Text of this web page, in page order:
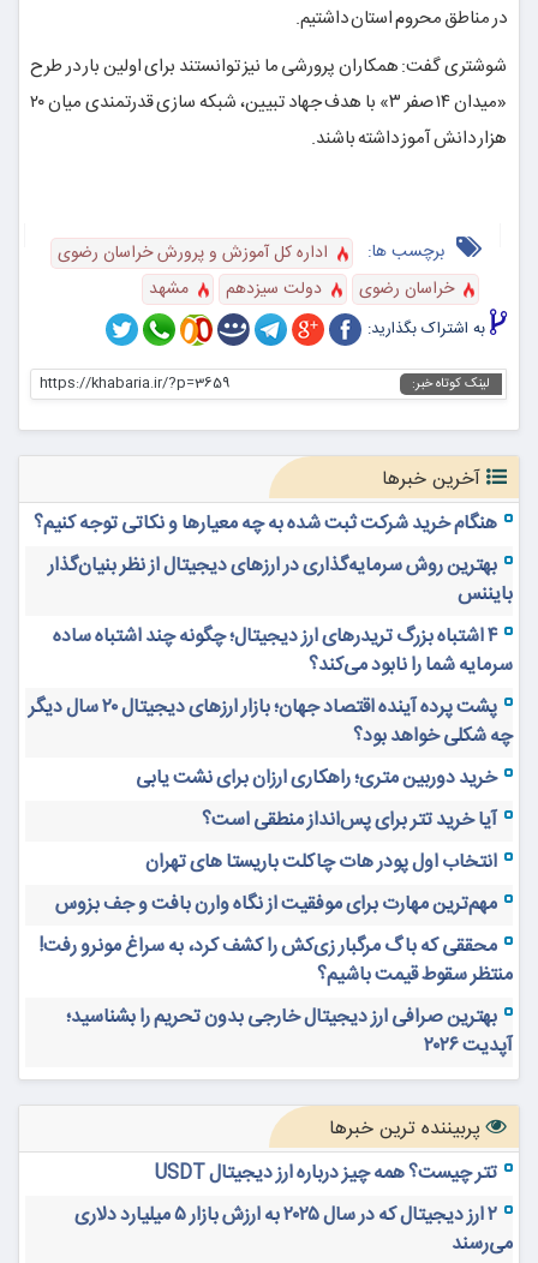
در مناطق محروم استان داشتیم.
شوشتری گفت: همکاران پرورشی ما نیز توانستند برای اولین بار در طرح
«میدان ۱۴ صفر ۳» با هدف جهاد تبیین، شبکه سازی قدرتمندی میان ۲۰
هزار دانشآموزداشته باشند.
برچسب ها:
اداره کل آموزش و پرورش خراسان رضوی
خراسان رضوی
دولت سیزدهم مشهد
به اشتراک بگذارید:
لینک کوتاه خبر: https://khabaria.ir/?p=3659
آخرین خبرها
هنگام خرید شرکت ثبت شده به چه معیارها و نکاتی توجه کنیم؟
بهترین روش سرمایه‌گذاری در ارزهای دیجیتال از نظر بنیان‌گذار
بایننس
۴ اشتباه بزرگ تریدرهای ارز دیجیتال؛ چگونه چند اشتباه ساده
سرمایه شما را نابود می‌کند؟
پشت پرده آینده اقتصاد جهان؛ بازار ارزهای دیجیتال ۲۰ سال دیگر
چه شکلی خواهد بود؟
خرید دوربین متری؛ راهکاری ارزان برای نشت یابی
آیا خرید تتر برای پس‌انداز منطقی است؟
انتخاب اول پودر هات چاکلت باریستا های تهران
مهم‌ترین مهارت برای موفقیت از نگاه وارن بافت و جف بزوس
محققی که باگ مرگبار زی‌کش را کشف کرد، به سراغ مونرو رفت!
منتظر سقوط قیمت باشیم؟
بهترین صرافی ارز دیجیتال خارجی بدون تحریم را بشناسید؛
آپدیت ۲۰۲۶
پربیننده ترین خبرها
تتر چیست؟ همه چیز درباره ارز دیجیتال USDT
۲ ارز دیجیتال که در سال ۲۰۲۵ به ارزش بازار ۵ میلیارد دلاری
می‌رسند